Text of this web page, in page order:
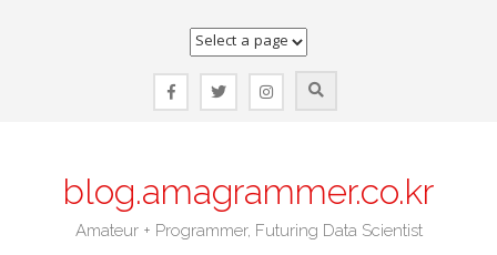
blog.amagrammer.co.kr
Amateur + Programmer, Futuring Data Scientist